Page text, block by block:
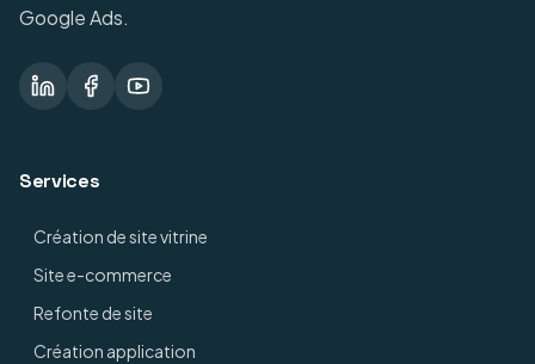
Google Ads.
Services
Création de site vitrine
Site e-commerce
Refonte de site
Création application